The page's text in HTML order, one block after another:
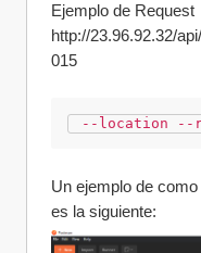
Ejemplo de Request
http://23.96.92.32/
015
-- location --
Un ejemplo de
es la siguiente: